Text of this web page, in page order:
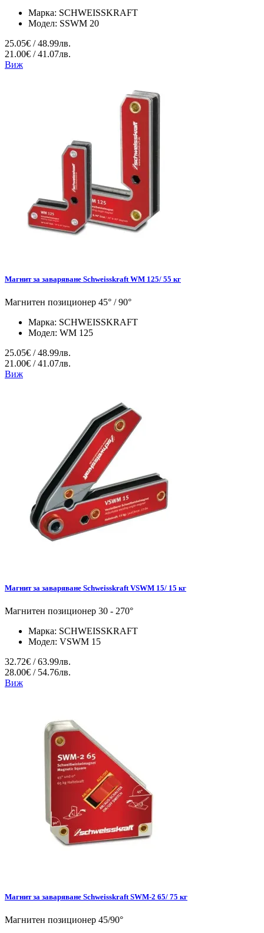
Марка: SCHWEISSKRAFT
Модел: SSWM 20
25.05€ / 48.99лв.
21.00€ / 41.07лв.
Виж
Магнит за заваряване Schweisskraft WM 125/ 55 кг
Магнитен позиционер 45° / 90°
Марка: SCHWEISSKRAFT
Модел: WM 125
25.05€ / 48.99лв.
21.00€ / 41.07лв.
Виж
Магнит за заваряване Schweisskraft VSWM 15/ 15 кг
Магнитен позиционер 30 - 270°
Марка: SCHWEISSKRAFT
Модел: VSWM 15
32.72€ / 63.99лв.
28.00€ / 54.76лв.
Виж
Магнит за заваряване Schweisskraft SWM-2 65/ 75 кг
Магнитен позиционер 45/90°